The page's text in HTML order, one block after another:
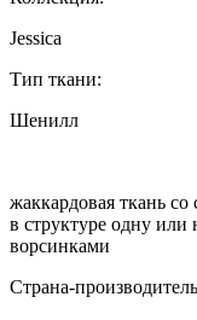
Jessica
Тип ткани:
Шенилл
жаккардовая ткань
в структуре одну
ворсинками
Страна-